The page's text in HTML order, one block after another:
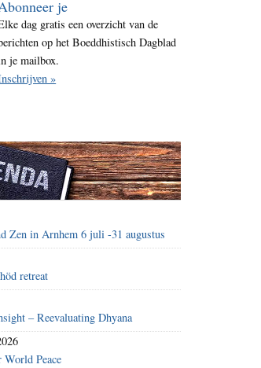
je
dag gratis een overzicht van de
op het Boeddhistisch Dagblad
je mailbox.
»
Zen in Arnhem 6 juli -31 augustus
retreat
– Reevaluating Dhyana
Peace